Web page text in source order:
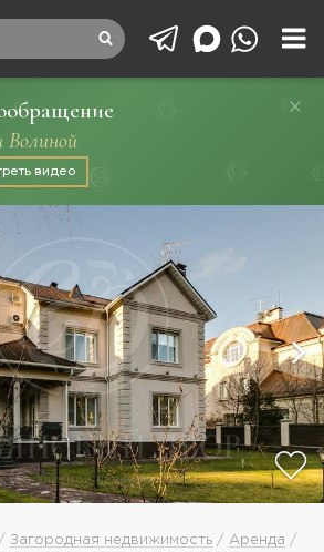
видео
/ Загородная недвижимость/ Аренда /